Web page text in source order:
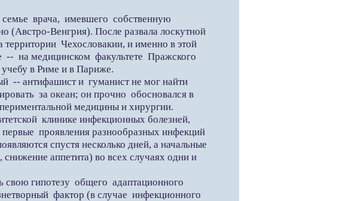
врача, имевшего собственную
(Австро-Венгрия). После развала лоскутной
территории Чехословакии, и именно в этой
-- на медицинском факультете Пражского
в Риме и в Париже.
-- антифашист и гуманист не мог найти
за океан; он прочно обосновался в
медицины и хирургии.
клинике инфекционных болезней,
проявления разнообразных инфекций
спустя несколько дней, а начальные
аппетита) во всех случаях одни и
гипотезу общего адаптационного
фактор (в случае инфекционного